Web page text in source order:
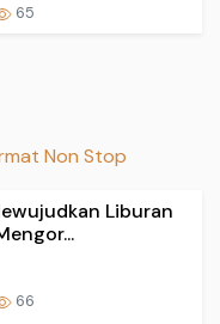
65
Non Stop
Liburan
66